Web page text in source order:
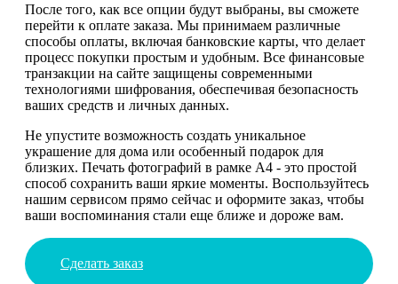
После того, как все опции будут выбраны, вы сможете
перейти к оплате заказа. Мы принимаем различные
способы оплаты, включая банковские карты, что делает
процесс покупки простым и удобным. Все финансовые
транзакции на сайте защищены современными
технологиями шифрования, обеспечивая безопасность
ваших средств и личных данных.
Не упустите возможность создать уникальное
украшение для дома или особенный подарок для
близких. Печать фотографий в рамке А4 - это простой
способ сохранить ваши яркие моменты. Воспользуйтесь
нашим сервисом прямо сейчас и оформите заказ, чтобы
ваши воспоминания стали еще ближе и дороже вам.
Сделать заказ